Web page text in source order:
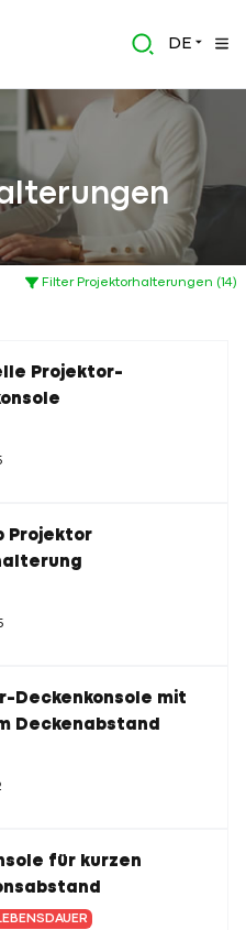
DE
Filter Projektorhalterungen (14)
Projektor-
Projektor
Deckenkonsole mit
Deckenabstand
für kurzen